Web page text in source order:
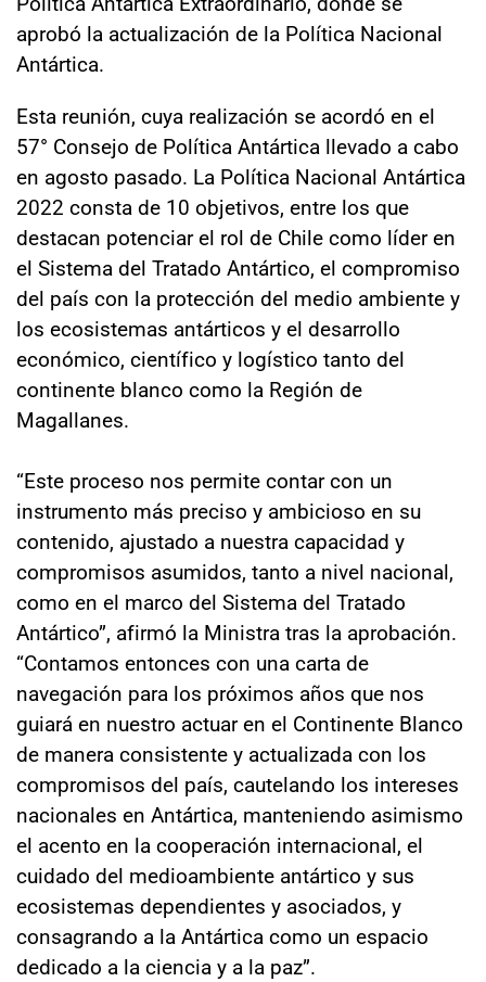
aprobó la actualización de la Política Nacional
Antártica.
Esta reunión, cuya realización se acordó en el
57° Consejo de Política Antártica llevado a cabo
en agosto pasado. La Política Nacional Antártica
2022 consta de 10 objetivos, entre los que
destacan potenciar el rol de Chile como líder en
el Sistema del Tratado Antártico, el compromiso
del país con la protección del medio ambiente y
los ecosistemas antárticos y el desarrollo
económico, científico y logístico tanto del
continente blanco como la Región de
Magallanes.
“Este proceso nos permite contar con un
instrumento más preciso y ambicioso en su
contenido, ajustado a nuestra capacidad y
compromisos asumidos, tanto a nivel nacional,
como en el marco del Sistema del Tratado
Antártico”, afirmó la Ministra tras la aprobación.
“Contamos entonces con una carta de
navegación para los próximos años que nos
guiará en nuestro actuar en el Continente Blanco
de manera consistente y actualizada con los
compromisos del país, cautelando los intereses
nacionales en Antártica, manteniendo asimismo
el acento en la cooperación internacional, el
cuidado del medioambiente antártico y sus
ecosistemas dependientes y asociados, y
consagrando a la Antártica como un espacio
dedicado a la ciencia y a la paz”.